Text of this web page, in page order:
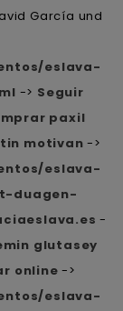
García und
eslava-
-> Seguir
paxil
motivan ->
eslava-
duagen-
-
glutasey
online ->
eslava-